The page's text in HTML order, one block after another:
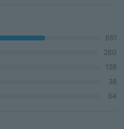
861
280
138
38
64